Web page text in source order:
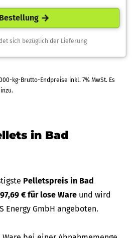
sich bezüglich der Lieferung
Endpreise inkl. 7% MwSt. Es
keine Aufschläge hinzu.
in Bad
Pelletspreis in Bad
€ für lose Ware und wird
Energy GmbH angeboten.